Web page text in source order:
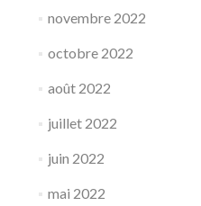
novembre 2022
octobre 2022
août 2022
juillet 2022
juin 2022
mai 2022